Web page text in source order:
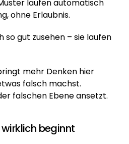
laufen automatisch
ohne Erlaubnis.
so gut zusehen – sie laufen
mehr Denken hier
falsch machst.
falschen Ebene ansetzt.
beginnt